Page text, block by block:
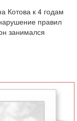
Котова к 4 годам
правил
занимался